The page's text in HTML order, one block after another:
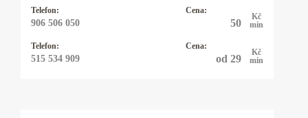
Telefon:
906 506 050
Cena:
50
Kč
min
Telefon:
515 534 909
Cena:
od 29
Kč
min